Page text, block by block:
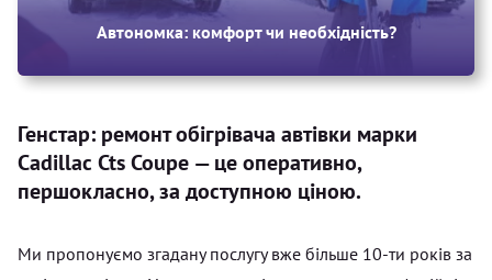
Автономка: комфорт чи необхідність?
Генстар: ремонт обігрівача автівки марки
Cadillac Cts Coupe — це оперативно,
першокласно, за доступною ціною.
Ми пропонуємо згадану послугу вже більше 10-ти років за